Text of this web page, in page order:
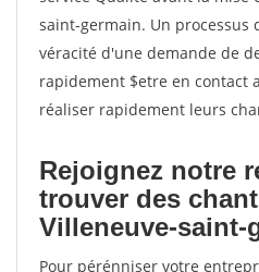
saint-germain. Un processus
véracité d'une demande de
rapidement $etre en contact
réaliser rapidement leurs
Rejoignez notre
trouver des
Villeneuve-saint-
Pour pérénniser votre